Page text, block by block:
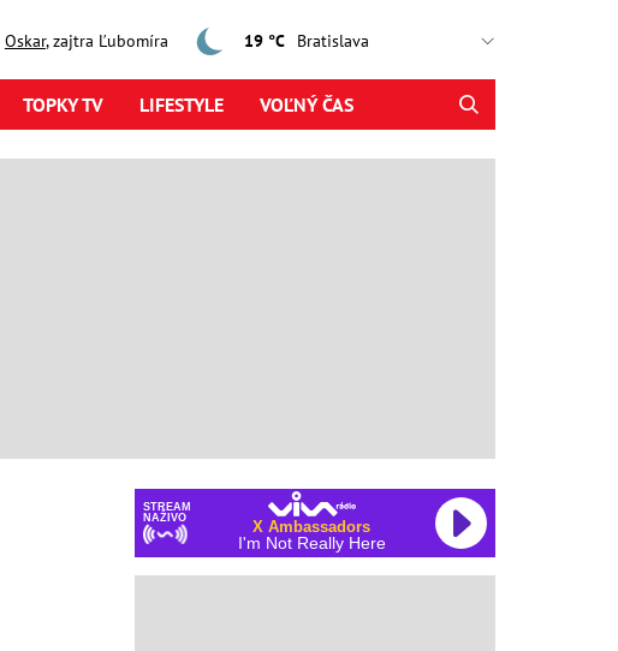
Oskar, zajtra Ľubomíra 19 °C
TOPKY TV LIFESTYLE VOĽNÝ ČAS
STREAM
NAŽIVO
X Ambassadors
I'm Not Really Here